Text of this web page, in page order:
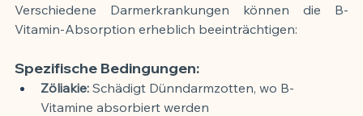
Verschiedene Darmerkrankungen können die B-
Vitamin-Absorption erheblich beeinträchtigen:
Spezifische Bedingungen:
Zöliakie: Schädigt Dünndarmzotten, wo B-
Vitamine absorbiert werden